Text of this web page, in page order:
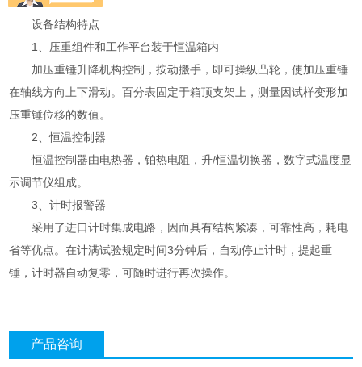
设备结构特点
1、压重组件和工作平台装于恒温箱内
加压重锤升降机构控制，按动搬手，即可操纵凸轮，使加压重锤
在轴线方向上下滑动。百分表固定于箱顶支架上，测量因试样变形加
压重锤位移的数值。
2、恒温控制器
恒温控制器由电热器，铂热电阻，升/恒温切换器，数字式温度显
示调节仪组成。
3、计时报警器
采用了进口计时集成电路，因而具有结构紧凑，可靠性高，耗电
省等优点。在计满试验规定时间3分钟后，自动停止计时，提起重
锤，计时器自动复零，可随时进行再次操作。
产品咨询